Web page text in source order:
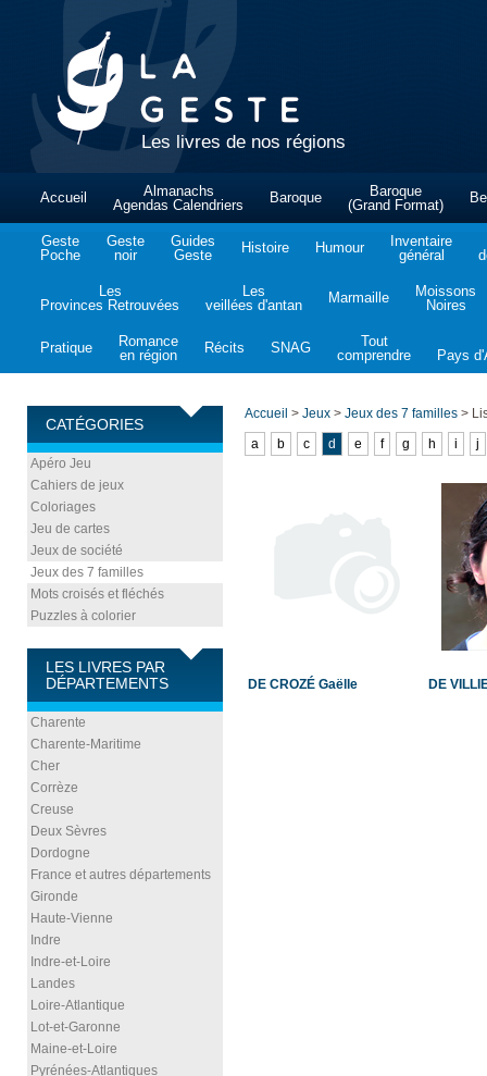
Les livres de nos régions
Accueil
Almanachs
Agendas Calendriers
Baroque
Baroque
(Grand Format)
Geste
Poche
Geste
noir
Guides
Geste
Histoire Humour
Inventaire
général
Les
Provinces Retrouvées
Les
veillées d'antan
Marmaille
Moissons
Noires
Pratique
Romance
en région
Récits SNAG
Tout
comprendre
Pays
CATÉGORIES
Apéro Jeu
Cahiers de jeux
Coloriages
Jeu de cartes
Jeux de société
Jeux des 7 familles
Mots croisés et fléchés
Puzzles à colorier
LES LIVRES PAR
DÉPARTEMENTS
Charente
Charente-Maritime
Cher
Corrèze
Creuse
Deux Sèvres
Dordogne
France et autres départements
Gironde
Haute-Vienne
Indre
Indre-et-Loire
Landes
Loire-Atlantique
Lot-et-Garonne
Maine-et-Loire
Pyrénées-Atlantiques
Accueil > Jeux > Jeux des 7 familles >
a
b c d e f g h i j
DE CROZÉ Gaëlle DE